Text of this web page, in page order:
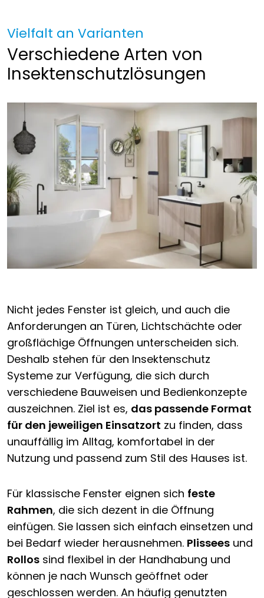
Vielfalt an Varianten
Verschiedene Arten von
Insektenschutzlösungen
Nicht jedes Fenster ist gleich, und auch die
Anforderungen an Türen, Lichtschächte oder
großflächige Öffnungen unterscheiden sich.
Deshalb stehen für den Insektenschutz
Systeme zur Verfügung, die sich durch
verschiedene Bauweisen und Bedienkonzepte
auszeichnen. Ziel ist es, das passende Format
für den jeweiligen Einsatzort zu finden, dass
unauffällig im Alltag, komfortabel in der
Nutzung und passend zum Stil des Hauses ist.
Für klassische Fenster eignen sich feste
Rahmen, die sich dezent in die Öffnung
einfügen. Sie lassen sich einfach einsetzen und
bei Bedarf wieder herausnehmen. Plissees und
Rollos sind flexibel in der Handhabung und
können je nach Wunsch geöffnet oder
geschlossen werden. An häufig genutzten